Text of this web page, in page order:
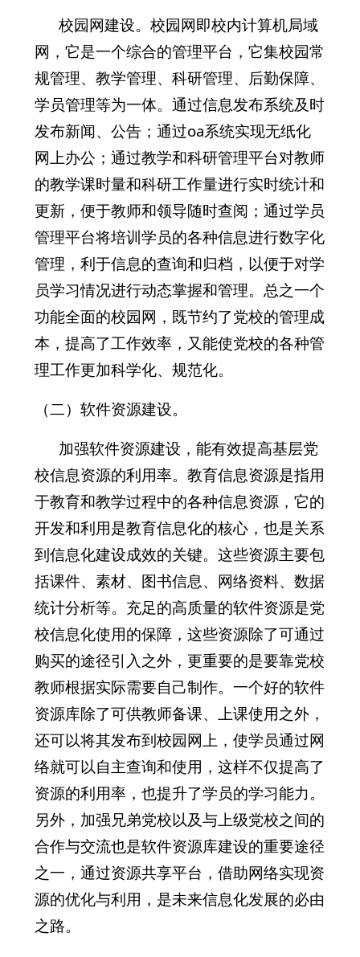
校园网建设。校园网即校内计算机局域
网，它是一个综合的管理平台，它集校园常
规管理、教学管理、科研管理、后勤保障、
学员管理等为一体。通过信息发布系统及时
发布新闻、公告；通过oa系统实现无纸化
网上办公；通过教学和科研管理平台对教师
的教学课时量和科研工作量进行实时统计和
更新，便于教师和领导随时查阅；通过学员
管理平台将培训学员的各种信息进行数字化
管理，利于信息的查询和归档，以便于对学
员学习情况进行动态掌握和管理。总之一个
功能全面的校园网，既节约了党校的管理成
本，提高了工作效率，又能使党校的各种管
理工作更加科学化、规范化。
（二）软件资源建设。
加强软件资源建设，能有效提高基层党
校信息资源的利用率。教育信息资源是指用
于教育和教学过程中的各种信息资源，它的
开发和利用是教育信息化的核心，也是关系
到信息化建设成效的关键。这些资源主要包
括课件、素材、图书信息、网络资料、数据
统计分析等。充足的高质量的软件资源是党
校信息化使用的保障，这些资源除了可通过
购买的途径引入之外，更重要的是要靠党校
教师根据实际需要自己制作。一个好的软件
资源库除了可供教师备课、上课使用之外，
还可以将其发布到校园网上，使学员通过网
络就可以自主查询和使用，这样不仅提高了
资源的利用率，也提升了学员的学习能力。
另外，加强兄弟党校以及与上级党校之间的
合作与交流也是软件资源库建设的重要途径
之一，通过资源共享平台，借助网络实现资
源的优化与利用，是未来信息化发展的必由
之路。